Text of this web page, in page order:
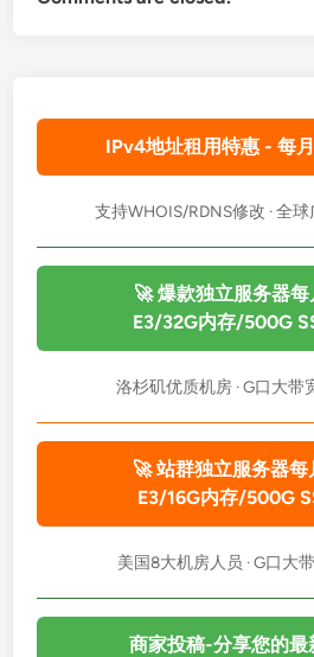
IPv4地址租用特惠 - 每
支持WHOIS/RDNS修改 · 全球
🚀 爆款独立服务器
E3/32G内存/500G
洛杉矶优质机房 · G口大带
🚀 站群独立服务器
E3/16G内存/500G
美国8大机房人员 · G口大
商家投稿-分享您的最